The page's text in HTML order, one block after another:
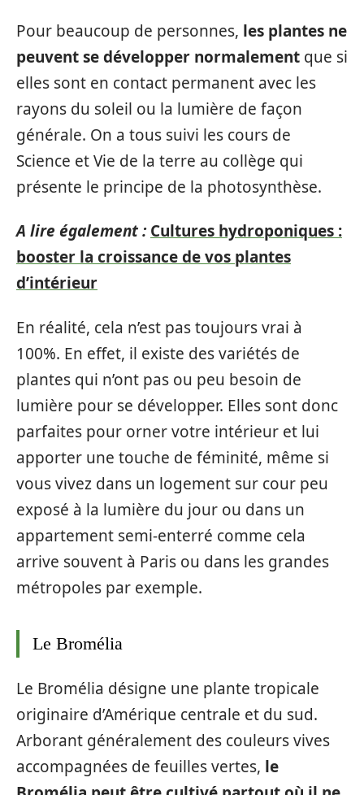
Pour beaucoup de personnes, les plantes ne
peuvent se développer normalement que si
elles sont en contact permanent avec les
rayons du soleil ou la lumière de façon
générale. On a tous suivi les cours de
Science et Vie de la terre au collège qui
présente le principe de la photosynthèse.
A lire également : Cultures hydroponiques :
booster la croissance de vos plantes
d’intérieur
En réalité, cela n’est pas toujours vrai à
100%. En effet, il existe des variétés de
plantes qui n’ont pas ou peu besoin de
lumière pour se développer. Elles sont donc
parfaites pour orner votre intérieur et lui
apporter une touche de féminité, même si
vous vivez dans un logement sur cour peu
exposé à la lumière du jour ou dans un
appartement semi-enterré comme cela
arrive souvent à Paris ou dans les grandes
métropoles par exemple.
Le Bromélia
Le Bromélia désigne une plante tropicale
originaire d’Amérique centrale et du sud.
Arborant généralement des couleurs vives
accompagnées de feuilles vertes, le